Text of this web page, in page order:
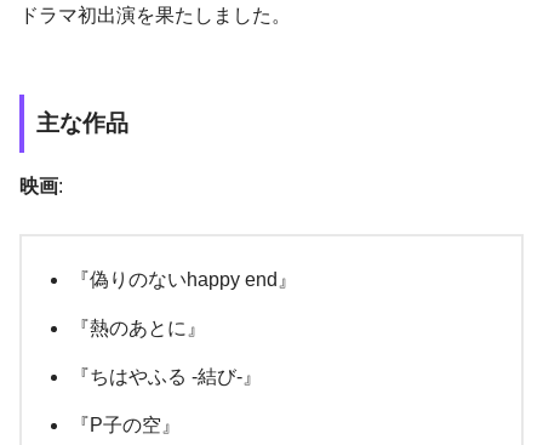
ドラマ初出演を果たしました。
主な作品
映画:
『偽りのないhappy end』
『熱のあとに』
『ちはやふる -結び-』
『P子の空』